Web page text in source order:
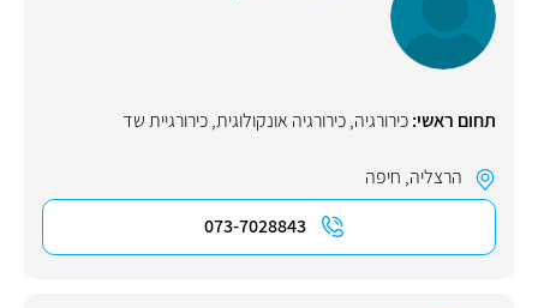
תחום ראשי:כירורגיה,כירורגיה אונקולוגית,כירורגיית שד
הרצליה, חיפה
073-7028843